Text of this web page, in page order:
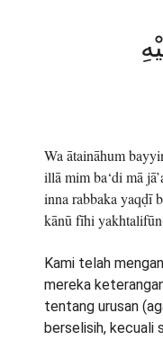
Wa ātaināhum
illā mim ba‘di mā
inna rabbaka yaqḍī
kānū fīhi
Kami telah
mereka
tentang urusan
berselisih, kecuali